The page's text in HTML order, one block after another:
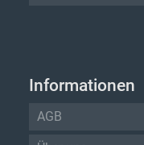
Informationen
AGB